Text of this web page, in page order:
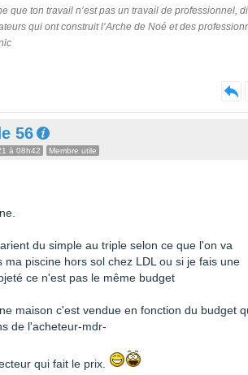
que ton travail n’est pas un travail de professionnel,
qui ont construit l’Arche de Noé et des
56
à 08h42 Membre utile
du simple au triple selon ce que l'on va
ma piscine hors sol chez LDL ou si je fais une
ce n'est pas le même budget
maison c'est vendue en fonction du budget
de l'acheteur-mdr-
qui fait le prix.